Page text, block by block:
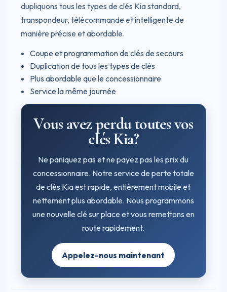
dupliquons tous les types de clés Kia standard,
transpondeur, télécommande et intelligente de
manière précise et abordable.
Coupe et programmation de clés de secours
Duplication de tous les types de clés
Plus abordable que le concessionnaire
Service la même journée
Vous avez perdu toutes vos
clés Kia?
Ne paniquez pas et ne payez pas les prix du
concessionnaire. Notre service de perte totale
de clés Kia est rapide, entièrement mobile et
nettement plus abordable. Nous programmons
une nouvelle clé sur place et vous remettons en
route rapidement.
Appelez-nous maintenant